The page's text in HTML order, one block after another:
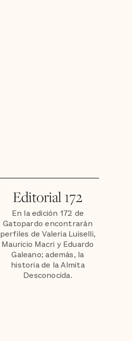
Editorial 172
En la edición 172 de
Gatopardo encontrarán
perfiles de Valeria Luiselli,
Mauricio Macri y Eduardo
Galeano; además, la
historia de la Almita
Desconocida.